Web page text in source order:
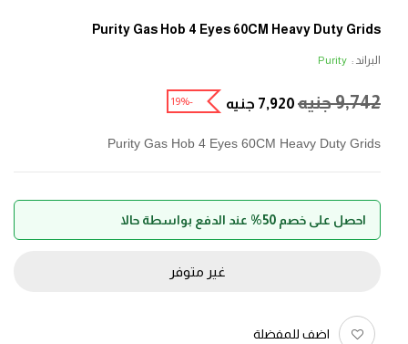
Purity Gas Hob 4 Eyes 60CM Heavy Duty Grids
البراند : Purity
9,742جنيه 7,920 جنيه -19%
Purity Gas Hob 4 Eyes 60CM Heavy Duty Grids
احصل على خصم 50% عند الدفع بواسطة حالا
غير متوفر
اضف للمفضلة